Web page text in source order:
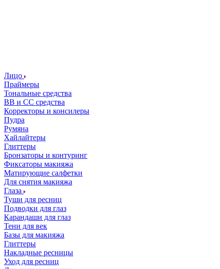
Лицо
Праймеры
Тональные средства
ВВ и СС средства
Корректоры и консилеры
Пудра
Румяна
Хайлайтеры
Глиттеры
Бронзаторы и контуринг
Фиксаторы макияжа
Матирующие салфетки
Для снятия макияжа
Глаза
Туши для ресниц
Подводки для глаз
Карандаши для глаз
Тени для век
Базы для макияжа
Глиттеры
Накладные ресницы
Уход для ресниц